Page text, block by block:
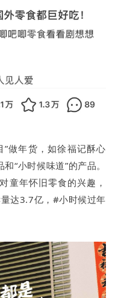
做年货，如徐福记酥心
“小时候味道”的产品。
童年怀旧零食的兴趣，
达3.7亿，#小时候过年